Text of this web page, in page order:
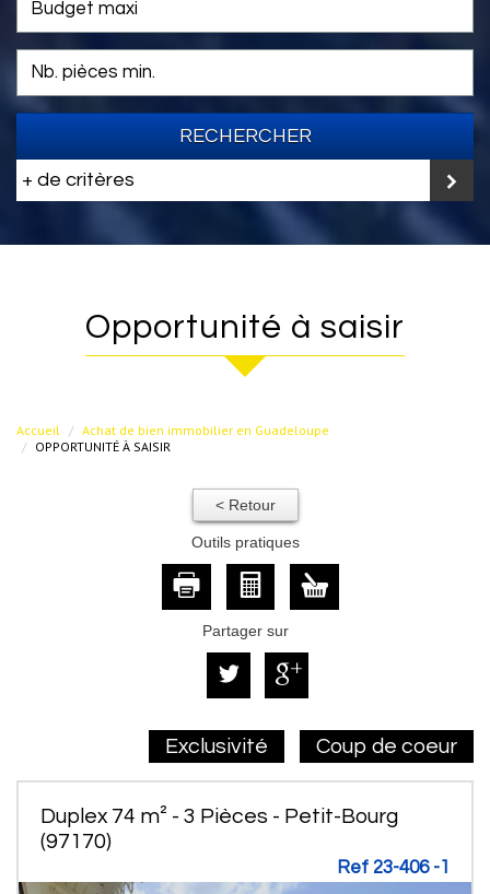
RECHERCHER
+ de critères
opportunité à saisir
Accueil
Achat de bien immobilier en Guadeloupe
OPPORTUNITÉ À SAISIR
< Retour
Outils pratiques
Partager sur
Exclusivité Coup de coeur
Duplex 74 m² - 3 Pièces - Petit-Bourg
(97170)
Ref 23-406 -1